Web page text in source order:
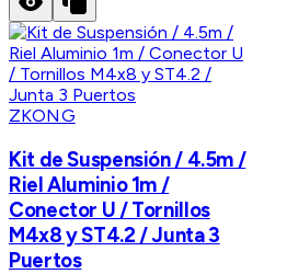
ZKONG
Kit de Suspensión / 4.5m /
Riel Aluminio 1m /
Conector U / Tornillos
M4x8 y ST4.2 / Junta 3
Puertos